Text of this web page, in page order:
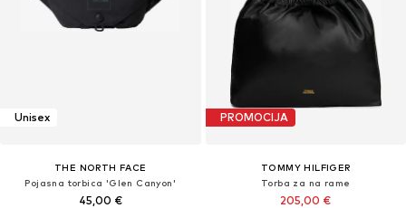
Unisex
THE NORTH FACE
Pojasna torbica 'Glen Canyon'
45,00 €
PROMOCIJA
TOMMY HILFIGER
Torba za na rame
205,00 €